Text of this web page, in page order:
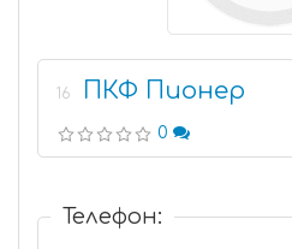
16 ПКФ Пионер
0
Телефон: